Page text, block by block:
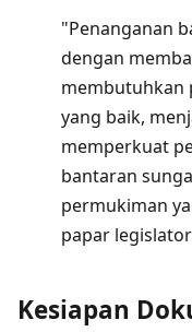
"Penanganan
dengan
membutuhkan
yang baik,
memperkuat
bantaran
permukiman
papar
Kesiapan